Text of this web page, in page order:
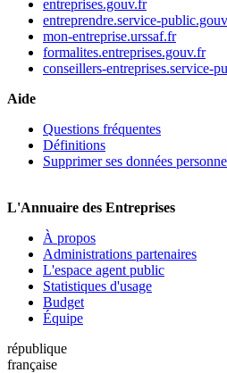
entreprises.gouv.fr
entreprendre.service-
mon-entreprise.urssaf.fr
formalites.entreprises.gouv.fr
conseillers-entreprises.service-
Aide
Questions fréquentes
Définitions
Supprimer ses données
L'Annuaire des Entreprises
À propos
Administrations partenaires
L'espace agent public
Statistiques d'usage
Budget
Équipe
république
française